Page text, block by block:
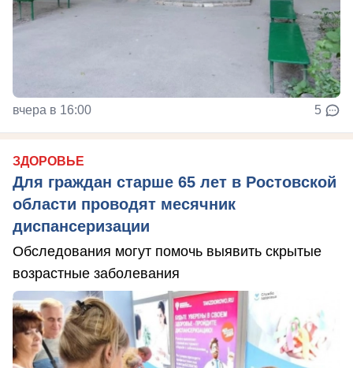
вчера в 16:00 5
ЗДОРОВЬЕ
Для граждан старше 65 лет в Ростовской
области проводят месячник
диспансеризации
Обследования могут помочь выявить скрытые
возрастные заболевания